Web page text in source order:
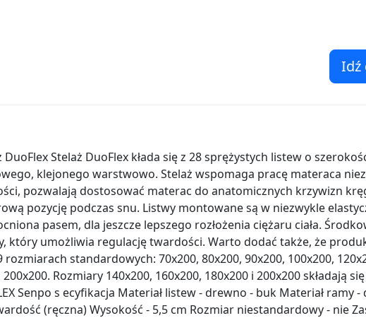
Idź
DuoFlex Stelaż DuoFlex kłada się z 28 sprężystych listew o
klejonego warstwowo. Stelaż wspomaga pracę materaca
pozwalają dostosować materac do anatomicznych krzywizn
pozycję podczas snu. Listwy montowane są w niezwykle
pasem, dla jeszcze lepszego rozłożenia ciężaru ciała.
który umożliwia regulację twardości. Warto dodać także, że
standardowych: 70x200, 80x200, 90x200, 100x200,
Rozmiary 140x200, 160x200, 180x200 i 200x200 składają
Senpo s ecyfikacja Materiał listew - drewno - buk Materiał ramy
(ręczna) Wysokość - 5,5 cm Rozmiar niestandardowy - nie